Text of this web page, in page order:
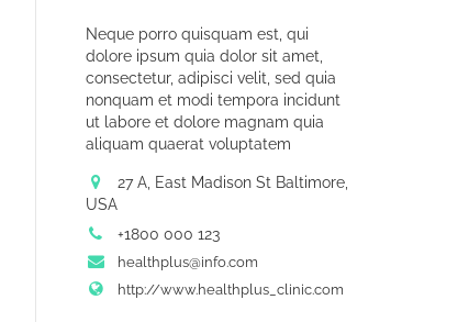
Neque porro quisquam est, qui
dolore ipsum quia dolor sit amet,
consectetur, adipisci velit, sed quia
nonquam et modi tempora incidunt
ut labore et dolore magnam quia
aliquam quaerat voluptatem
27 A, East Madison St Baltimore,
USA
+1800 000 123
healthplus@info.com
http://www.healthplus_clinic.com